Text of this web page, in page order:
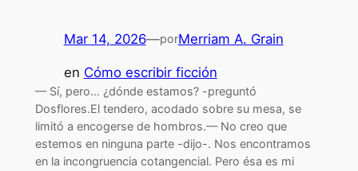
Mar 14, 2026—porMerriam A. Grain
en Cómo escribir ficción
— Sí, pero… ¿dónde estamos? -preguntó
Dosflores.El tendero, acodado sobre su mesa, se
limitó a encogerse de hombros.— No creo que
estemos en ninguna parte -dijo-. Nos encontramos
en la incongruencia cotangencial. Pero ésa es mi